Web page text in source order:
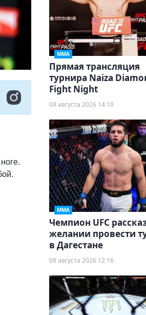
ММА
Прямая трансляция
турнира Naiza
Fight Night
08 августа 2026 14:10
ММА
Чемпион UFC
желании провести
в Дагестане
08 августа 2026 12:16